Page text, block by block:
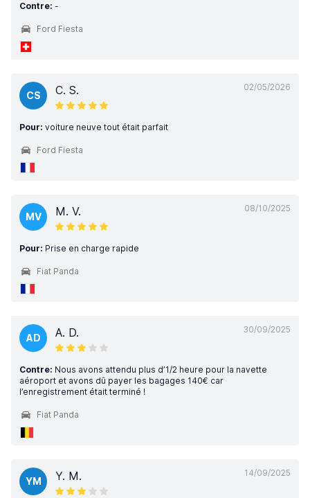
Contre: -
Ford Fiesta
02/05/2026
CS C. S.
Pour: voiture neuve tout était parfait
Ford Fiesta
08/10/2025
MV M. V.
Pour: Prise en charge rapide
Fiat Panda
30/09/2025
AD A. D.
Contre: Nous avons attendu plus d’1/2 heure pour la navette
aéroport et avons dû payer les bagages 140€ car
l’enregistrement était terminé !
Fiat Panda
14/09/2025
YM Y. M.